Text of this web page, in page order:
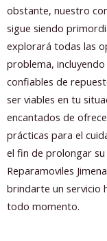
obstante, nuestro
sigue siendo
explorará todas las
problema,
confiables de
ser viables en tu
encantados de
prácticas para el
el fin de prolongar
Reparamoviles
brindarte un servicio
todo momento.